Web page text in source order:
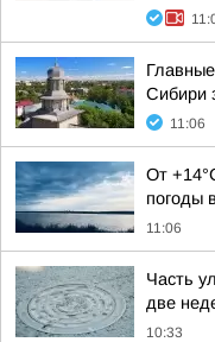
Сибири
11:06
От
погоды
11:06
Часть
две
10:33